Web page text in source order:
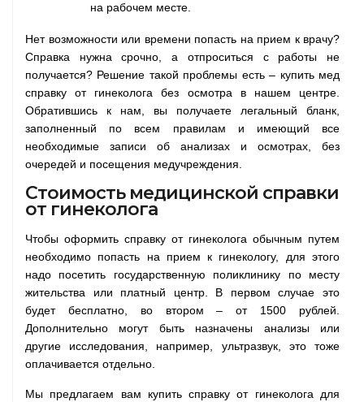
на рабочем месте.
Нет возможности или времени попасть на прием к врачу?
Справка нужна срочно, а отпроситься с работы не
получается? Решение такой проблемы есть – купить мед
справку от гинеколога без осмотра в нашем центре.
Обратившись к нам, вы получаете легальный бланк,
заполненный по всем правилам и имеющий все
необходимые записи об анализах и осмотрах, без
очередей и посещения медучреждения.
Стоимость медицинской справки
от гинеколога
Чтобы оформить справку от гинеколога обычным путем
необходимо попасть на прием к гинекологу, для этого
надо посетить государственную поликлинику по месту
жительства или платный центр. В первом случае это
будет бесплатно, во втором – от 1500 рублей.
Дополнительно могут быть назначены анализы или
другие исследования, например, ультразвук, это тоже
оплачивается отдельно.
Мы предлагаем вам купить справку от гинеколога для